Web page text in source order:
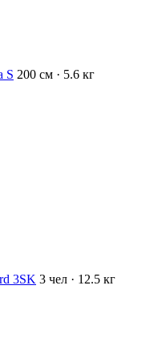
S 200 см · 5.6 кг
3SK 3 чел · 12.5 кг